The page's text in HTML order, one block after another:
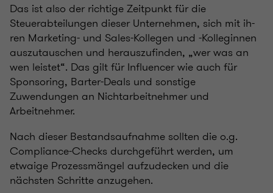
Das ist also der richtige Zeitpunkt für die
Steuerabteilungen dieser Unternehmen, sich mit ih-
ren Marketing- und Sales-Kollegen und -Kolleginnen
auszutauschen und herauszufinden, „wer was an
wen leistet“. Das gilt für Influencer wie auch für
Sponsoring, Barter-Deals und sonstige
Zuwendungen an Nichtarbeitnehmer und
Arbeitnehmer.
Nach dieser Bestandsaufnahme sollten die o.g.
Compliance-Checks durchgeführt werden, um
etwaige Prozessmängel aufzudecken und die
nächsten Schritte anzugehen.